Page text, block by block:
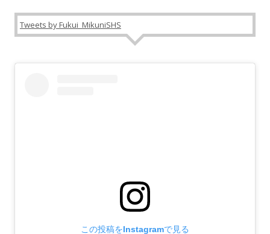
Tweets by Fukui_MikuniSHS
この投稿をInstagramで見る